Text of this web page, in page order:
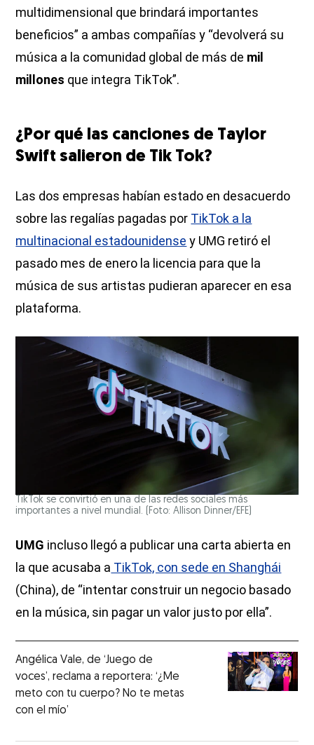
multidimensional que brindará importantes
beneficios” a ambas compañías y “devolverá su
música a la comunidad global de más de mil
millones que integra TikTok”.
¿Por qué las canciones de Taylor
Swift salieron de Tik Tok?
Las dos empresas habían estado en desacuerdo
sobre las regalías pagadas por TikTok a la
multinacional estadounidense y UMG retiró el
pasado mes de enero la licencia para que la
música de sus artistas pudieran aparecer en esa
plataforma.
TikTok se convirtió en una de las redes sociales más
importantes a nivel mundial. (Foto: Allison Dinner/EFE)
UMG incluso llegó a publicar una carta abierta en
la que acusaba a TikTok, con sede en Shanghái
(China), de “intentar construir un negocio basado
en la música, sin pagar un valor justo por ella”.
Angélica Vale, de ‘Juego de
voces’, reclama a reportera: ‘¿Me
meto con tu cuerpo? No te metas
con el mío’